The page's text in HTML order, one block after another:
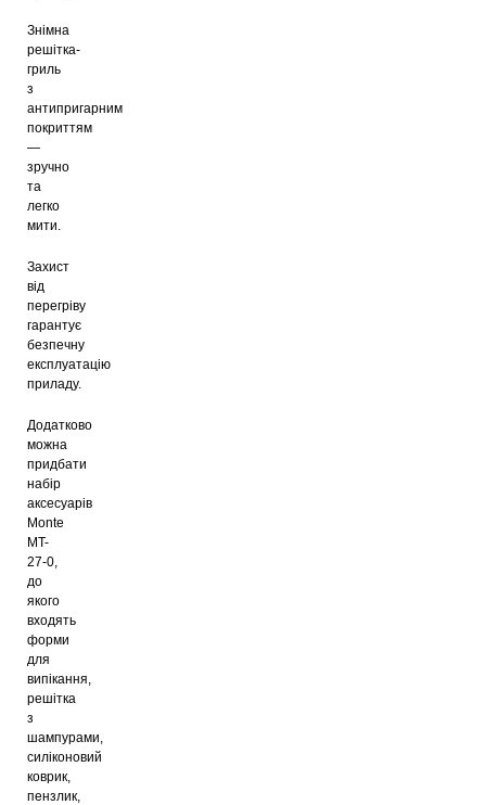
Знімна
решітка-
гриль
з
антипригарним
покриттям
—
зручно
та
легко
мити.
Захист
від
перегріву
гарантує
безпечну
експлуатацію
приладу.
Додатково
можна
придбати
набір
аксесуарів
Monte
MT-
27-0,
до
якого
входять
форми
для
випікання,
решітка
з
шампурами,
силіконовий
коврик,
пензлик,